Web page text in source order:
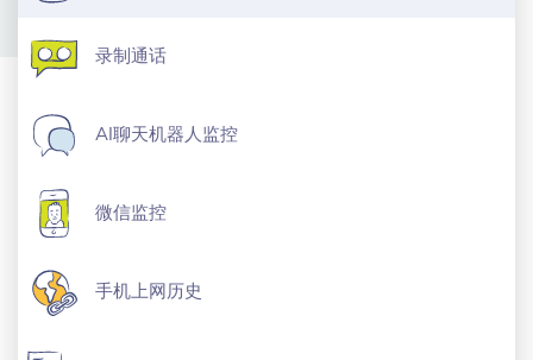
录制通话
AI聊天机器人监控
微信监控
手机上网历史